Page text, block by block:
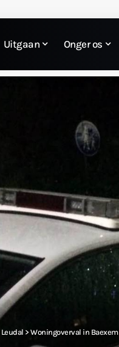
Uitgaan Onger os
Leudal > Woningoverval in Baexem